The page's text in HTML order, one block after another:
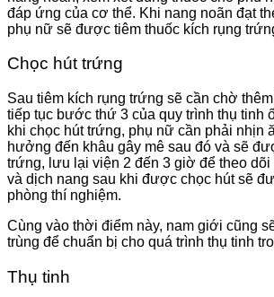
đáp ứng của cơ thể. Khi nang noãn đạt
phụ nữ sẽ được tiêm thuốc kích rụng
Chọc hút trứng
Sau tiêm kích rụng trứng sẽ cần chờ
tiếp tục bước thứ 3 của quy trình thụ tinh
khi chọc hút trứng, phụ nữ cần phải nhịn
hưởng đến khâu gây mê sau đó và sẽ
trứng, lưu lại viện 2 đến 3 giờ để theo
và dịch nang sau khi được chọc hút sẽ
phòng thí nghiệm.
Cùng vào thời điểm này, nam giới cũng
trùng để chuẩn bị cho quá trình thụ tinh
Thụ tinh